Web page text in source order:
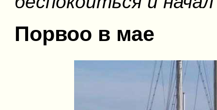
Порвоо в мае